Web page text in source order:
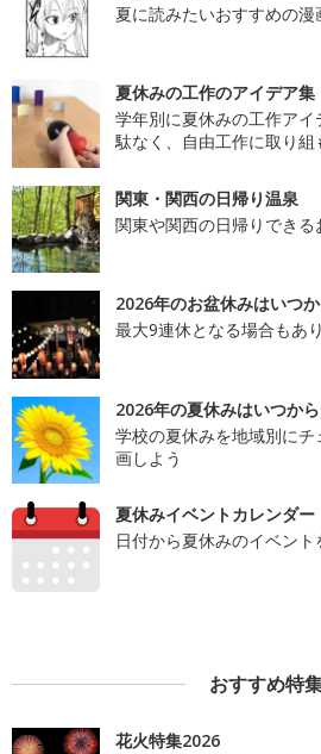
夏に読みたいおすすめの漫
夏休みの工作のアイデア集
学年別に夏休みの工作ア
駄なく、自由工作に取り組
関東・関西の日帰り温泉
関東や関西の日帰りでき
2026年のお盆休みはいつ
最大9連休となる場合もあり
2026年の夏休みはいつか
学校の夏休みを地域別に
画しよう
夏休みイベントカレンダー
日付から夏休みのイベント
おすすめ特
花火特集2026